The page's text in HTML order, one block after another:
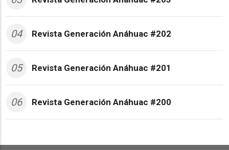
04 Revista Generación Anáhuac #202
05 Revista Generación Anáhuac #201
06 Revista Generación Anáhuac #200